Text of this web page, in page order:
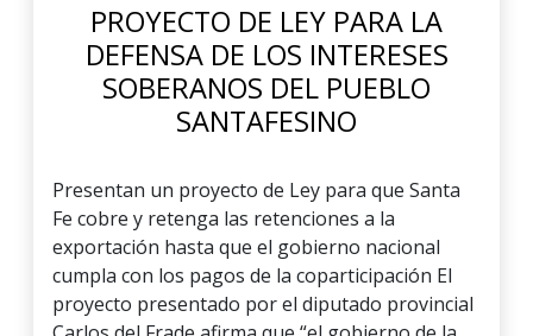
PROYECTO DE LEY PARA LA
DEFENSA DE LOS INTERESES
SOBERANOS DEL PUEBLO
SANTAFESINO
Presentan un proyecto de Ley para que Santa
Fe cobre y retenga las retenciones a la
exportación hasta que el gobierno nacional
cumpla con los pagos de la coparticipación El
proyecto presentado por el diputado provincial